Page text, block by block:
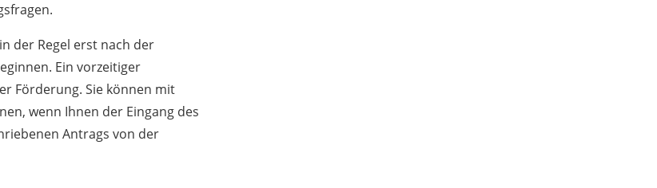
der Regel erst nach der
Ein vorzeitiger
Förderung.Sie können mit
, wenn Ihnen der Eingang des
Antrags von der